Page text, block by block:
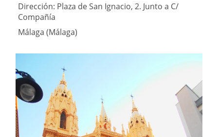
Dirección: Plaza de San Ignacio, 2. Junto a C/
Compañía
Málaga (Málaga)